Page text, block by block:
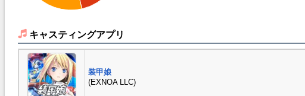
キャスティングアプリ
装甲娘
(EXNOA LLC)